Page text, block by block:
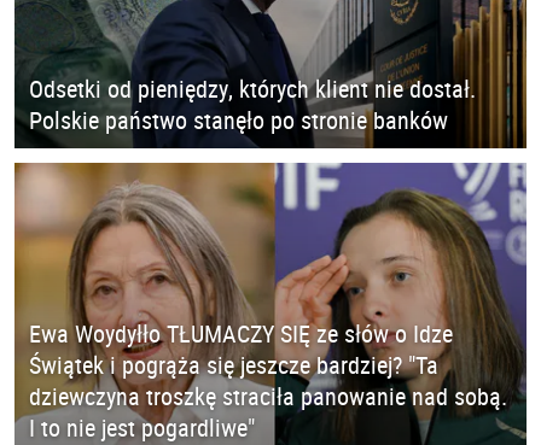
Odsetki od pieniędzy, których klient nie dostał.
Polskie państwo stanęło po stronie banków
Ewa Woydyłło TŁUMACZY SIĘ ze słów o Idze
Świątek i pogrąża się jeszcze bardziej? "Ta
dziewczyna troszkę straciła panowanie nad sobą.
I to nie jest pogardliwe"